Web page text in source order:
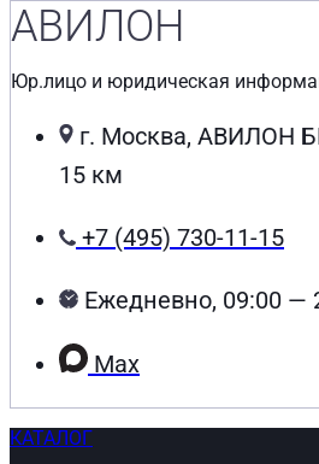
АВИЛОН
Юр.лицо и юридическая
г. Москва, АВИЛОН
15 км
+7 (495) 730-11-15
Ежедневно, 09:00 —
Max
КАТАЛОГ